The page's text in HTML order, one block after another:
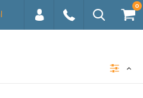
0